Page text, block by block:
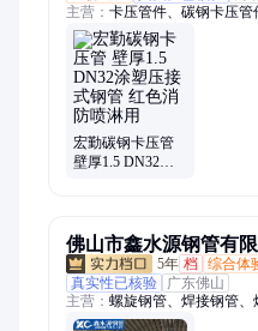
主营： 卡压管件、碳钢卡压
管、卡压弯头、卡压三通、碳
宏勤碳钢卡压管
壁厚1.5 DN32涂
佛山市鑫水源钢管有限
5年 档 综合体
真实性已核验
广东佛山
主营： 螺旋钢管、焊接钢管
管、防腐钢管、型材配件、镀